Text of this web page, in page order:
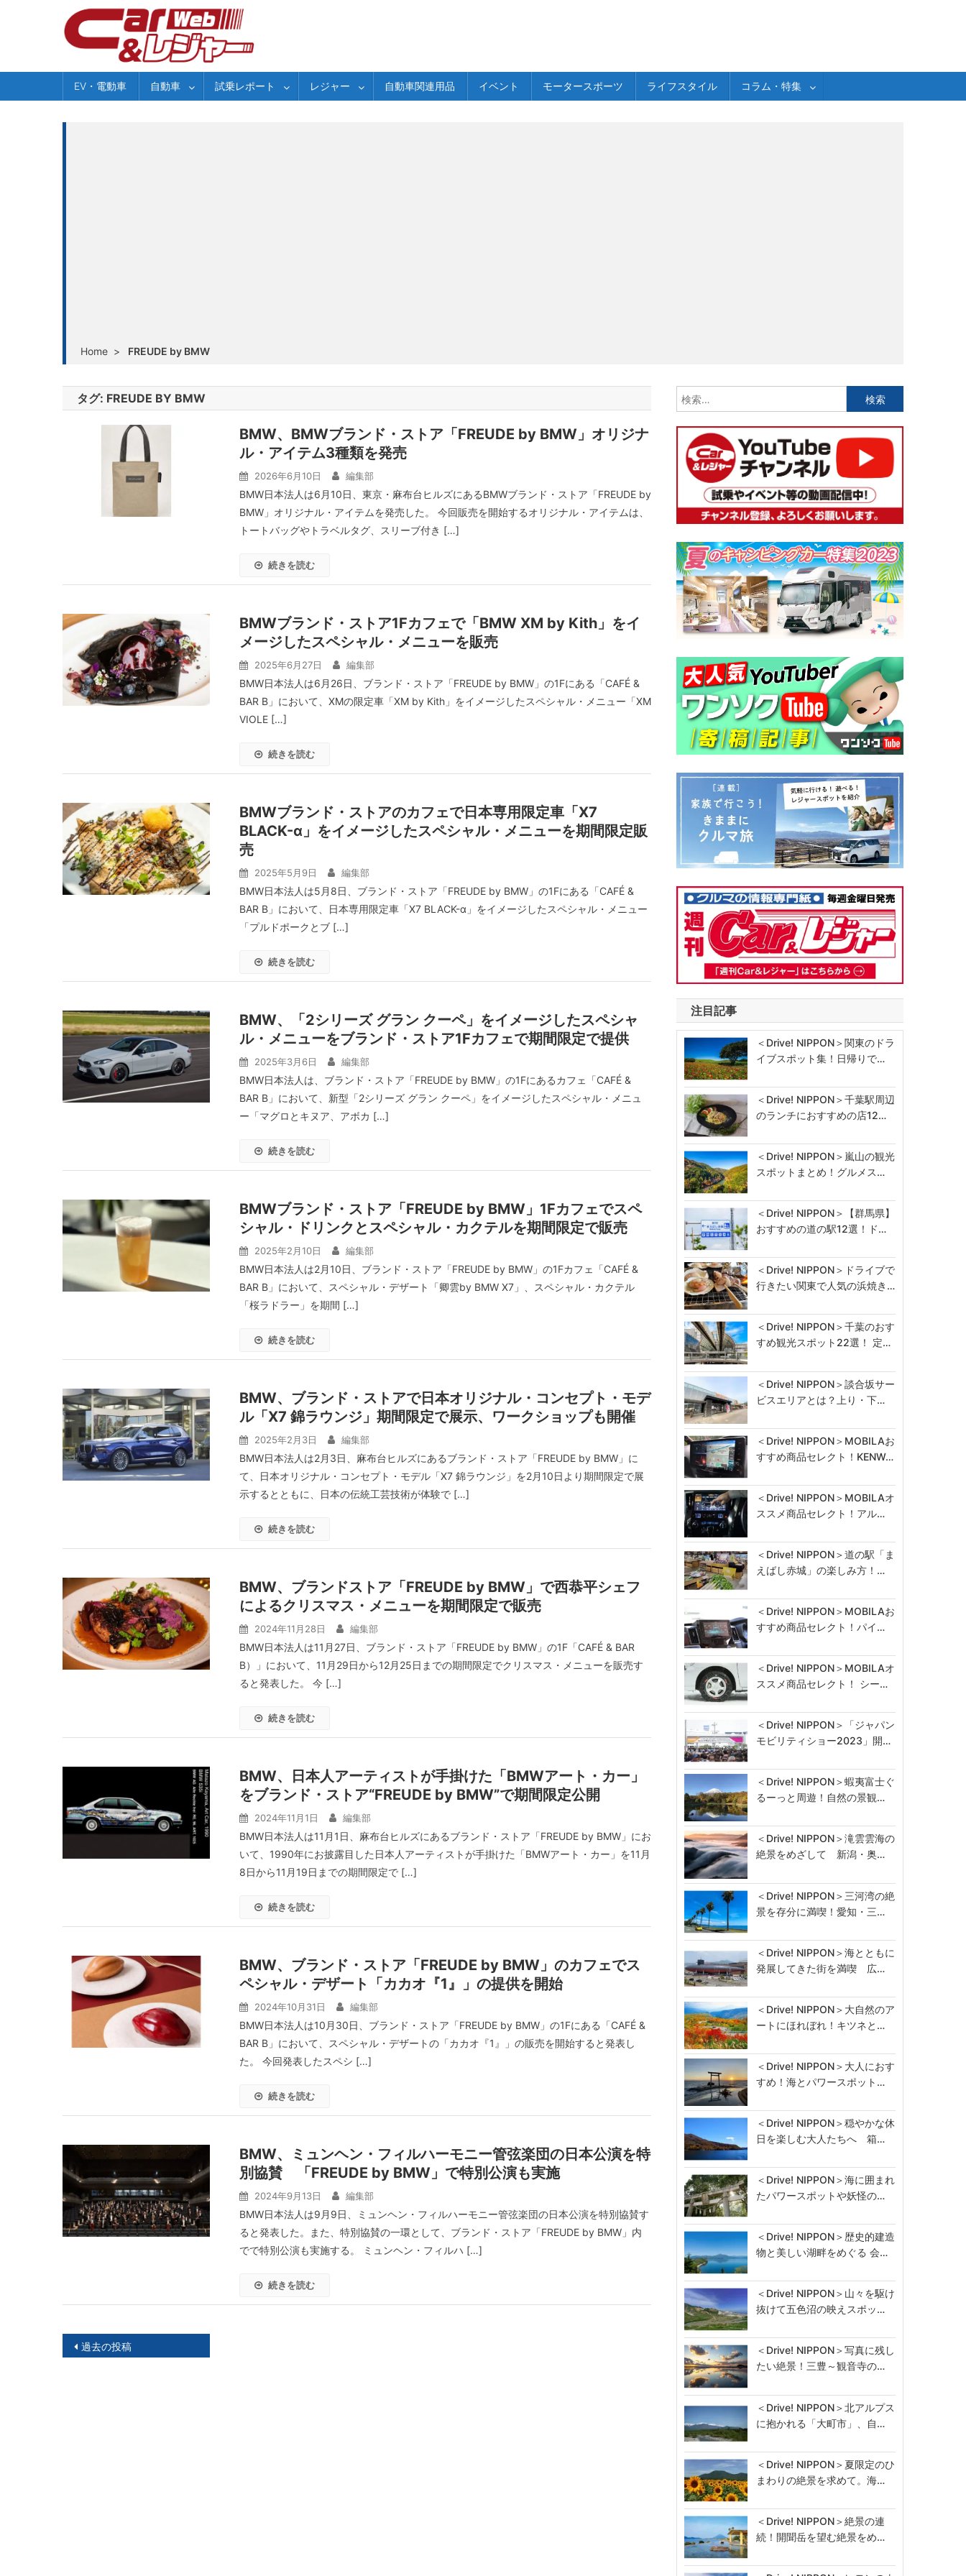
EV・電動車 自動車 試乗レポート レジャー 自動車関連用品 イベント モータースポーツ ライフスタイル コラム・特集
Home > FREUDE by BMW
タグ: FREUDE BY BMW
BMW、BMWブランド・ストア「FREUDE by BMW」オリジナ
ル・アイテム3種類を発売
2026年6月10日 編集部
BMW日本法人は6月10日、東京・麻布台ヒルズにあるBMWブランド・ストア「FREUDE by
BMW」オリジナル・アイテムを発売した。 今回販売を開始するオリジナル・アイテムは、
トートバッグやトラベルタグ、スリーブ付き […]
続きを読む
BMWブランド・ストア1Fカフェで「BMW XM by Kith」をイ
メージしたスペシャル・メニューを販売
2025年6月27日 編集部
BMW日本法人は6月26日、ブランド・ストア「FREUDE by BMW」の1Fにある「CAFÉ &
BAR B」において、XMの限定車「XM by Kith」をイメージしたスペシャル・メニュー「XM
VIOLE […]
続きを読む
BMWブランド・ストアのカフェで日本専用限定車「X7
BLACK-α」をイメージしたスペシャル・メニューを期間限定販
売
2025年5月9日 編集部
BMW日本法人は5月8日、ブランド・ストア「FREUDE by BMW」の1Fにある「CAFÉ &
BAR B」において、日本専用限定車「X7 BLACK-α」をイメージしたスペシャル・メニュー
「プルドポークとブ […]
続きを読む
BMW、「2シリーズ グラン クーペ」をイメージしたスペシャ
ル・メニューをブランド・ストア1Fカフェで期間限定で提供
2025年3月6日 編集部
BMW日本法人は、ブランド・ストア「FREUDE by BMW」の1Fにあるカフェ「CAFÉ &
BAR B」において、新型「2シリーズ グラン クーペ」をイメージしたスペシャル・メニュ
ー「マグロとキヌア、アボカ […]
続きを読む
BMWブランド・ストア「FREUDE by BMW」1Fカフェでスペ
シャル・ドリンクとスペシャル・カクテルを期間限定で販売
2025年2月10日 編集部
BMW日本法人は2月10日、ブランド・ストア「FREUDE by BMW」の1Fカフェ「CAFÉ &
BAR B」において、スペシャル・デザート「卿雲by BMW X7」、スペシャル・カクテル
「桜ラドラー」を期間 […]
続きを読む
BMW、ブランド・ストアで日本オリジナル・コンセプト・モデ
ル「X7 錦ラウンジ」期間限定で展示、ワークショップも開催
2025年2月3日 編集部
BMW日本法人は2月3日、麻布台ヒルズにあるブランド・ストア「FREUDE by BMW」に
て、日本オリジナル・コンセプト・モデル「X7 錦ラウンジ」を2月10日より期間限定で展
示するとともに、日本の伝統工芸技術が体験で […]
続きを読む
BMW、ブランドストア「FREUDE by BMW」で西恭平シェフ
によるクリスマス・メニューを期間限定で販売
2024年11月28日 編集部
BMW日本法人は11月27日、ブランド・ストア「FREUDE by BMW」の1F「CAFÉ & BAR
B）」において、11月29日から12月25日までの期間限定でクリスマス・メニューを販売す
ると発表した。 今 […]
続きを読む
BMW、日本人アーティストが手掛けた「BMWアート・カー」
をブランド・ストア“FREUDE by BMW”で期間限定公開
2024年11月1日 編集部
BMW日本法人は11月1日、麻布台ヒルズにあるブランド・ストア「FREUDE by BMW」にお
いて、1990年にお披露目した日本人アーティストが手掛けた「BMWアート・カー」を11月
8日から11月19日までの期間限定で […]
続きを読む
BMW、ブランド・ストア「FREUDE by BMW」のカフェでス
ペシャル・デザート「カカオ『1』」の提供を開始
2024年10月31日 編集部
BMW日本法人は10月30日、ブランド・ストア「FREUDE by BMW」の1Fにある「CAFÉ &
BAR B」において、スペシャル・デザートの「カカオ『1』」の販売を開始すると発表し
た。 今回発表したスペシ […]
続きを読む
BMW、ミュンヘン・フィルハーモニー管弦楽団の日本公演を特
別協賛 「FREUDE by BMW」で特別公演も実施
2024年9月13日 編集部
BMW日本法人は9月9日、ミュンヘン・フィルハーモニー管弦楽団の日本公演を特別協賛す
ると発表した。また、特別協賛の一環として、ブランド・ストア「FREUDE by BMW」内
でで特別公演も実施する。 ミュンヘン・フィルハ […]
続きを読む
投過去の投稿
索:
注目記事
＜Drive! NIPPON＞関東のドラ
イブスポット集！日帰りで…
＜Drive! NIPPON＞千葉駅周辺
のランチにおすすめの店12…
＜Drive! NIPPON＞嵐山の観光
スポットまとめ！グルメス…
＜Drive! NIPPON＞【群馬県】
おすすめの道の駅12選！ド…
＜Drive! NIPPON＞ドライブで
行きたい関東で人気の浜焼き…
＜Drive! NIPPON＞千葉のおす
すめ観光スポット22選！ 定…
＜Drive! NIPPON＞談合坂サー
ビスエリアとは？上り・下…
＜Drive! NIPPON＞MOBILAお
すすめ商品セレクト！KENW…
＜Drive! NIPPON＞MOBILAオ
ススメ商品セレクト！アル…
＜Drive! NIPPON＞道の駅「ま
えばし赤城」の楽しみ方！…
＜Drive! NIPPON＞MOBILAお
すすめ商品セレクト！パイ…
＜Drive! NIPPON＞MOBILAオ
ススメ商品セレクト！ シー…
＜Drive! NIPPON＞「ジャパン
モビリティショー2023」開…
＜Drive! NIPPON＞蝦夷富士ぐ
るーっと周遊！自然の景観…
＜Drive! NIPPON＞滝雲雲海の
絶景をめざして 新潟・奥…
＜Drive! NIPPON＞三河湾の絶
景を存分に満喫！愛知・三…
＜Drive! NIPPON＞海とともに
発展してきた街を満喫 広…
＜Drive! NIPPON＞大自然のア
ートにほれぼれ！キツネと…
＜Drive! NIPPON＞大人におす
すめ！海とパワースポット…
＜Drive! NIPPON＞穏やかな休
日を楽しむ大人たちへ 箱…
＜Drive! NIPPON＞海に囲まれ
たパワースポットや妖怪の…
＜Drive! NIPPON＞歴史的建造
物と美しい湖畔をめぐる 会…
＜Drive! NIPPON＞山々を駆け
抜けて五色沼の映えスポッ…
＜Drive! NIPPON＞写真に残し
たい絶景！三豊～観音寺の…
＜Drive! NIPPON＞北アルプス
に抱かれる「大町市」、自…
＜Drive! NIPPON＞夏限定のひ
まわりの絶景を求めて。海…
＜Drive! NIPPON＞絶景の連
続！開聞岳を望む絶景をめ…